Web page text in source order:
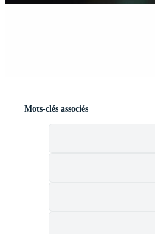
Mots-clés associés